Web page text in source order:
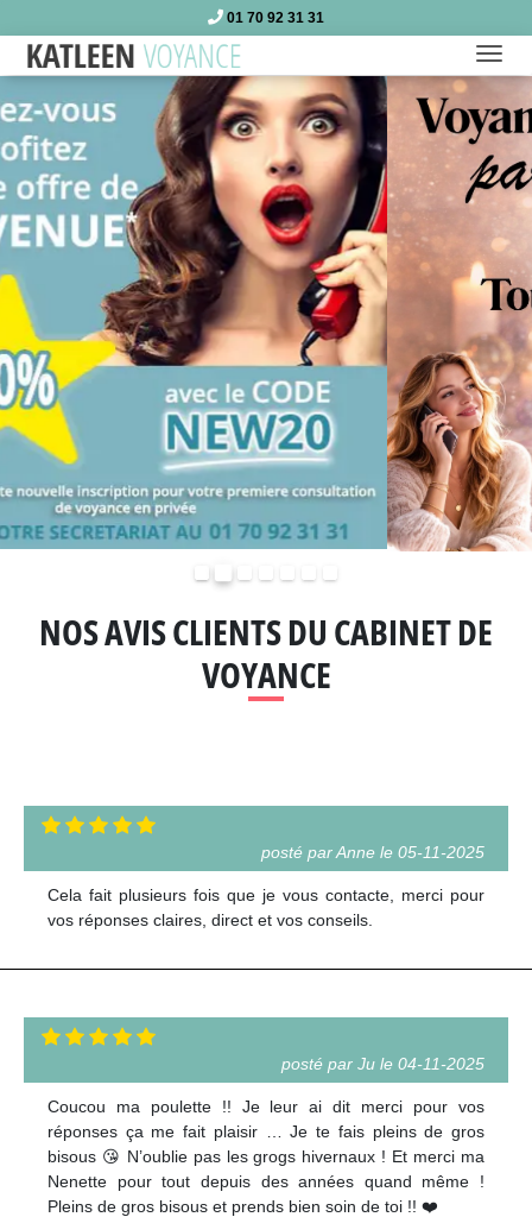
01 70 92 31 31
NOS AVIS CLIENTS DU CABINET DE
VOYANCE
posté par Anne le 05-11-2025
Cela fait plusieurs fois que je vous contacte, merci pour
vos réponses claires, direct et vos conseils.
posté par Ju le 04-11-2025
Coucou ma poulette !! Je leur ai dit merci pour vos
réponses ça me fait plaisir … Je te fais pleins de gros
bisous 😘 N’oublie pas les grogs hivernaux ! Et merci ma
Nenette pour tout depuis des années quand même !
Pleins de gros bisous et prends bien soin de toi !! ❤️